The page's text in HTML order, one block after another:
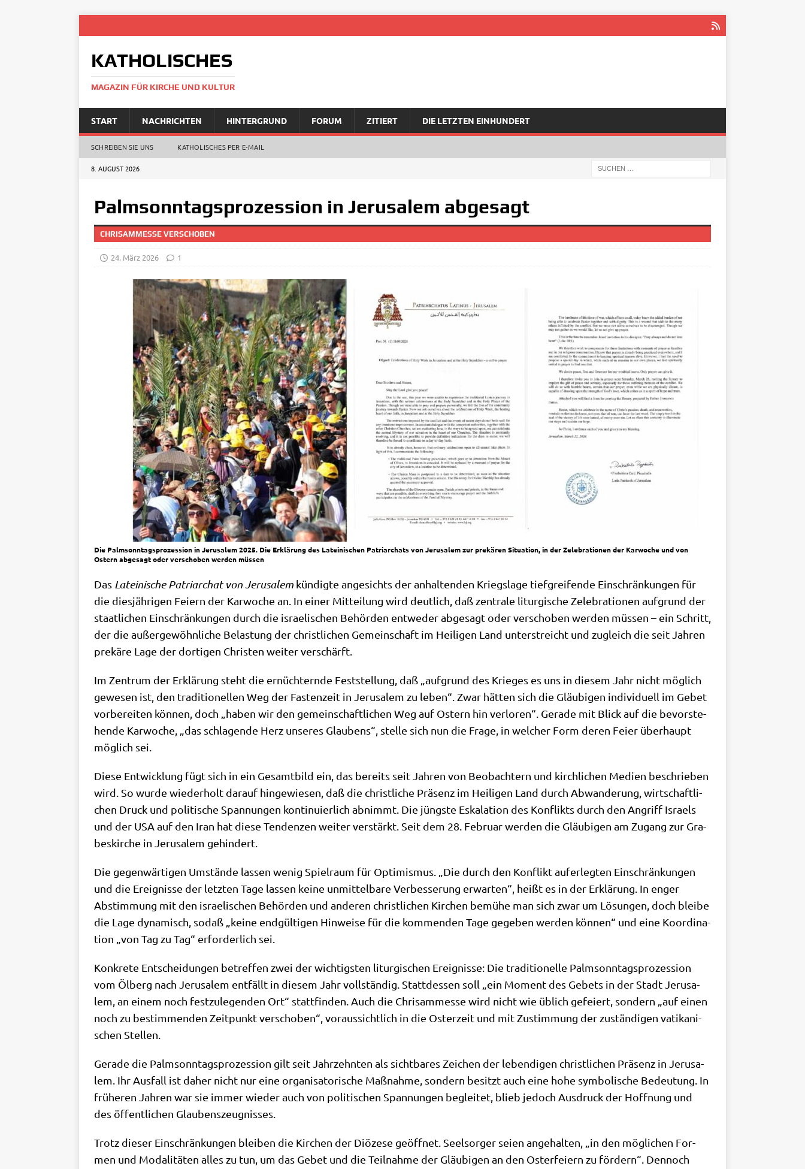
KATHOLISCHES
MAGAZIN FÜR KIRCHE UND KULTUR
START NACHRICHTEN HINTERGRUND FORUM ZITIERT DIE LETZTEN EINHUNDERT
SCHREIBEN SIE UNS KATHOLISCHES PER E‑MAIL
8. AUGUST 2026
Palmsonntagsprozession in Jerusalem abgesagt
CHRISAMMESSE VERSCHOBEN
24. März 2026 1
Die Palmsonntagsprozession in Jerusalem 2025. Die Erklärung des Lateinischen Patriarchats von Jerusalem zur prekären Situation, in der Zelebrationen der Karwoche und von
Ostern abgesagt oder verschoben werden müssen
Das Latei­ni­sche Patri­ar­chat von Jeru­sa­lem kün­dig­te ange­sichts der anhal­ten­den Kriegs­la­ge tief­grei­fen­de Ein­schrän­kun­gen für
die dies­jäh­ri­gen Fei­ern der Kar­wo­che an. In einer Mit­tei­lung wird deut­lich, daß zen­tra­le lit­ur­gi­sche Zele­bra­tio­nen auf­grund der
staat­li­chen Ein­schrän­kun­gen durch die israe­li­schen Behör­den ent­we­der abge­sagt oder ver­scho­ben wer­den müs­sen – ein Schritt,
der die außer­ge­wöhn­li­che Bela­stung der christ­li­chen Gemein­schaft im Hei­li­gen Land unter­streicht und zugleich die seit Jah­ren
pre­kä­re Lage der dor­ti­gen Chri­sten wei­ter verschärft.
Im Zen­trum der Erklä­rung steht die ernüch­tern­de Fest­stel­lung, daß „auf­grund des Krie­ges es uns in die­sem Jahr nicht mög­lich
gewe­sen ist, den tra­di­tio­nel­len Weg der Fasten­zeit in Jeru­sa­lem zu leben“. Zwar hät­ten sich die Gläu­bi­gen indi­vi­du­ell im Gebet
vor­be­rei­ten kön­nen, doch „haben wir den gemein­schaft­li­chen Weg auf Ostern hin ver­lo­ren“. Gera­de mit Blick auf die bevor­ste­
hen­de Kar­wo­che, „das schla­gen­de Herz unse­res Glau­bens“, stel­le sich nun die Fra­ge, in wel­cher Form deren Fei­er über­haupt
mög­lich sei.
Die­se Ent­wick­lung fügt sich in ein Gesamt­bild ein, das bereits seit Jah­ren von Beob­ach­tern und kirch­li­chen Medi­en beschrie­ben
wird. So wur­de wie­der­holt dar­auf hin­ge­wie­sen, daß die christ­li­che Prä­senz im Hei­li­gen Land durch Abwan­de­rung, wirt­schaft­li­
chen Druck und poli­ti­sche Span­nun­gen kon­ti­nu­ier­lich abnimmt. Die jüng­ste Eska­la­ti­on des Kon­flikts durch den Angriff Isra­els
und der USA auf den Iran hat die­se Ten­den­zen wei­ter ver­stärkt. Seit dem 28. Febru­ar wer­den die Gläu­bi­gen am Zugang zur Gra­
bes­kir­che in Jeru­sa­lem gehindert.
Die gegen­wär­ti­gen Umstän­de las­sen wenig Spiel­raum für Opti­mis­mus. „Die durch den Kon­flikt auf­er­leg­ten Ein­schrän­kun­gen
und die Ereig­nis­se der letz­ten Tage las­sen kei­ne unmit­tel­ba­re Ver­bes­se­rung erwar­ten“, heißt es in der Erklä­rung. In enger
Abstim­mung mit den israe­li­schen Behör­den und ande­ren christ­li­chen Kir­chen bemü­he man sich zwar um Lösun­gen, doch blei­be
die Lage dyna­misch, sodaß „kei­ne end­gül­ti­gen Hin­wei­se für die kom­men­den Tage gege­ben wer­den kön­nen“ und eine Koor­di­na­
ti­on „von Tag zu Tag“ erfor­der­lich sei.
Kon­kre­te Ent­schei­dun­gen betref­fen zwei der wich­tig­sten lit­ur­gi­schen Ereig­nis­se: Die tra­di­tio­nel­le Palm­sonn­tags­pro­zes­si­on
vom Ölberg nach Jeru­sa­lem ent­fällt in die­sem Jahr voll­stän­dig. Statt­des­sen soll „ein Moment des Gebets in der Stadt Jeru­sa­
lem, an einem noch fest­zu­le­gen­den Ort“ statt­fin­den. Auch die Chri­sam­mes­se wird nicht wie üblich gefei­ert, son­dern „auf einen
noch zu bestim­men­den Zeit­punkt ver­scho­ben“, vor­aus­sicht­lich in die Oster­zeit und mit Zustim­mung der zustän­di­gen vati­ka­ni­
schen Stellen.
Gera­de die Palm­sonn­tags­pro­zes­si­on gilt seit Jahr­zehn­ten als sicht­ba­res Zei­chen der leben­di­gen christ­li­chen Prä­senz in Jeru­sa­
lem. Ihr Aus­fall ist daher nicht nur eine orga­ni­sa­to­ri­sche Maß­nah­me, son­dern besitzt auch eine hohe sym­bo­li­sche Bedeu­tung. In
frü­he­ren Jah­ren war sie immer wie­der auch von poli­ti­schen Span­nun­gen beglei­tet, blieb jedoch Aus­druck der Hoff­nung und
des öffent­li­chen Glaubenszeugnisses.
Trotz die­ser Ein­schrän­kun­gen blei­ben die Kir­chen der Diö­ze­se geöff­net. Seel­sor­ger sei­en ange­hal­ten, „in den mög­li­chen For­
men und Moda­li­tä­ten alles zu tun, um das Gebet und die Teil­nah­me der Gläu­bi­gen an den Oster­fei­ern zu för­dern“. Den­noch